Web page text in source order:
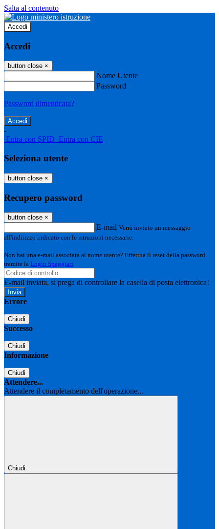
Salta al contenuto
Accedi
Accedi
button close ×
Nome Utente
Password
Password dimenticata?
-
Entra con SPID Entra con CIE
Seleziona utente
button close ×
Recupero password
button close ×
E-mail Verrà inviato un messaggio
all'indirizzo indicato con le istruzioni necessarie.
Non hai una e-mail associata al nome utente? Effettua il reset della password
tramite la Login Spaggiari
E-mail inviata, si prega di controllare la casella di posta elettronica!
Errore
Chiudi
Successo
Chiudi
Informazione
Chiudi
Attendere...
Attendere il completamento dell'operazione...
Chiudi